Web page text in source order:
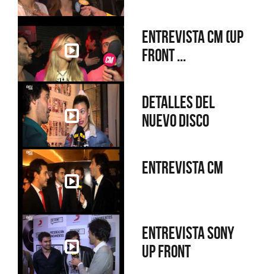
Entrevista CM (Up
Front ...
Detalles del
nuevo disco
Entrevista CM
Entrevista Sony
Up Front